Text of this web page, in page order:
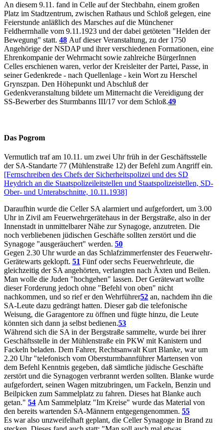
An diesem 9.11. fand in Celle auf der Stechbahn, einem großen
Platz im Stadtzentrum, zwischen Rathaus und Schloß gelegen, eine
Feierstunde anläßlich des Marsches auf die Münchener
Feldherrnhalle vom 9.11.1923 und der dabei getöteten "Helden der
Bewegung" statt. 48 Auf dieser Veranstaltung, zu der 1750
Angehörige der NSDAP und ihrer verschiedenen Formationen, eine
Ehrenkompanie der Wehrmacht sowie zahlreiche BürgerInnen
Celles erschienen waren, verlor der Kreisleiter der Partei, Passe, in
seiner Gedenkrede - nach Quellenlage - kein Wort zu Herschel
Grynszpan. Den Höhepunkt und Abschluß der
Gedenkveranstaltung bildete um Mitternacht die Vereidigung der
SS-Bewerber des Sturmbanns III/17 vor dem Schloß.49
Das Pogrom
Vermutlich traf am 10.11. um zwei Uhr früh in der Geschäftsstelle
der SA-Standarte 77 (Mühlenstraße 12) der Befehl zum Angriff ein.
[Fernschreiben des Chefs der Sicherheitspolizei und des SD
Heydrich an die Staatspolizeileitstellen und Staatspolizeistellen, SD-
Ober- und Unterabschnitte, 10.11.1938]
Daraufhin wurde die Celler SA alarmiert und aufgefordert, um 3.00
Uhr in Zivil am Feuerwehrgerätehaus in der Bergstraße, also in der
Innenstadt in unmittelbarer Nähe zur Synagoge, anzutreten. Die
noch verbliebenen jüdischen Geschäfte sollten zerstört und die
Synagoge "ausgeräuchert" werden. 50
Gegen 2.30 Uhr wurde an das Schlafzimmerfenster des Feuerwehr-
Gerätewarts geklopft. 51 Fünf oder sechs Feuerwehrleute, die
gleichzeitig der SA angehörten, verlangten nach Äxten und Beilen.
Man wolle die Juden "hochgehen" lassen. Der Gerätewart wollte
dieser Forderung jedoch ohne "Befehl von oben" nicht
nachkommen, und so rief er den Wehrführer52 an, nachdem ihn die
SA-Leute dazu gedrängt hatten. Dieser gab die telefonische
Weisung, die Garagentore zu öffnen und fügte hinzu, die Leute
könnten sich dann ja selbst bedienen.53
Während sich die SA in der Bergstraße sammelte, wurde bei ihrer
Geschäftsstelle in der Mühlenstraße ein PKW mit Kanistern und
Fackeln beladen. Dem Fahrer, Rechtsanwalt Kurt Blanke, war um
2.20 Uhr "telefonisch vom Obersturmbannführer Martensen von
dem Befehl Kenntnis gegeben, daß sämtliche jüdische Geschäfte
zerstört und die Synagogen verbrannt werden sollten. Blanke wurde
aufgefordert, seinen Wagen mitzubringen, um Fackeln, Benzin und
Beilpicken zum Sammelplatz zu fahren. Dieses hat Blanke auch
getan." 54 Am Sammelplatz "Im Kreise" wurde das Material von
den bereits wartenden SA-Männern entgegengenommen. 55
Es war also unzweifelhaft geplant, die Celler Synagoge in Brand zu